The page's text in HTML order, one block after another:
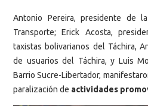
Antonio Pereira, presidente de
Transporte; Erick Acosta,
taxistas bolivarianos del Táchira,
de usuarios del Táchira, y Luis
Barrio Sucre-Libertador,
paralización de actividades